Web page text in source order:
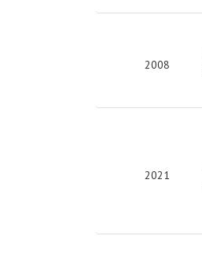
2008
2021